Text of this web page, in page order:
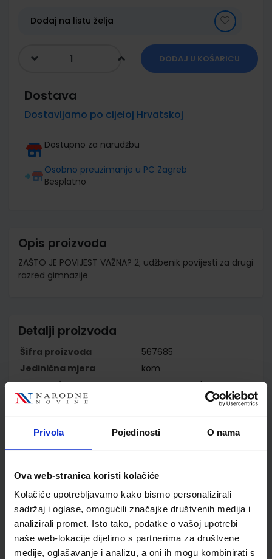
Privola Pojedinosti O nama
Ova web-stranica koristi kolačiće
Kolačiće upotrebljavamo kako bismo personalizirali
sadržaj i oglase, omogućili značajke društvenih medija i
analizirali promet. Isto tako, podatke o vašoj upotrebi
naše web-lokacije dijelimo s partnerima za društvene
medije, oglašavanje i analizu, a oni ih mogu kombinirati s
galleryDodaj na listu želja
DODAJ U KOŠARICU
Dostava
Dostavljamo po cijeloj Hrvatskoj
Dostupno za narudžbu
Osobno preuzimanje u PC Zagreb
Besplatno
Opis proizvoda
ZAŠTO JE POVIJEST VAŽNA? 2; udžbenik povijesti za drugi
razred gimnazije
Detalji proizvoda
Šifra proizvoda
567685
Jedinična mjera
kom
Nakladnik
PROFIL KLETT d.o.o.
Autor
Martina Glučina Vedran
Ristić Valerija Turk
Presečki
Vrsta škole
2 GIMNAZIJA
Nastavni predmet
POVIJEST
Reg br min
6940